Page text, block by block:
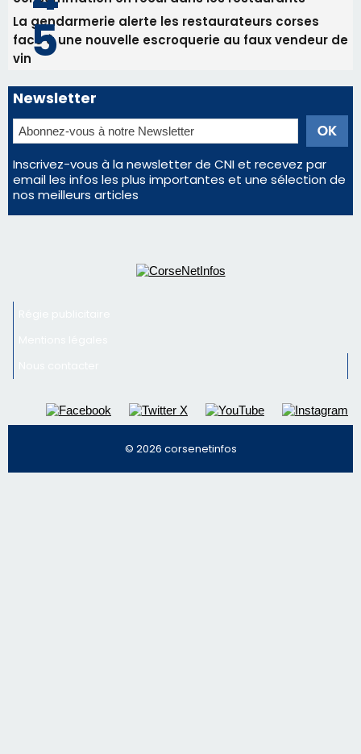
Les plus lus
Satine Nomary est la nouvelle Miss Corse 2026
Éclipse du 12 août : la Corse aux premières loges
d'un spectacle qui ne reviendra pas avant 2081
Éclipse du 12 août : Où s'installer en Corse pour
profiter pleinement du spectacle ?
En Corse, un début de saison marqué par une
consommation en recul dans les restaurants
nos meilleurs articles